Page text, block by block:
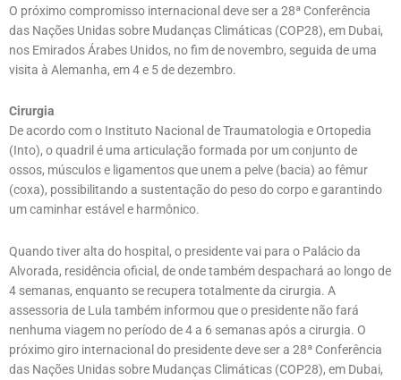
O próximo compromisso internacional deve ser a 28ª Conferência
das Nações Unidas sobre Mudanças Climáticas (COP28), em Dubai,
nos Emirados Árabes Unidos, no fim de novembro, seguida de uma
visita à Alemanha, em 4 e 5 de dezembro.
Cirurgia
De acordo com o Instituto Nacional de Traumatologia e Ortopedia
(Into), o quadril é uma articulação formada por um conjunto de
ossos, músculos e ligamentos que unem a pelve (bacia) ao fêmur
(coxa), possibilitando a sustentação do peso do corpo e garantindo
um caminhar estável e harmônico.
Quando tiver alta do hospital, o presidente vai para o Palácio da
Alvorada, residência oficial, de onde também despachará ao longo de
4 semanas, enquanto se recupera totalmente da cirurgia. A
assessoria de Lula também informou que o presidente não fará
nenhuma viagem no período de 4 a 6 semanas após a cirurgia. O
próximo giro internacional do presidente deve ser a 28ª Conferência
das Nações Unidas sobre Mudanças Climáticas (COP28), em Dubai,